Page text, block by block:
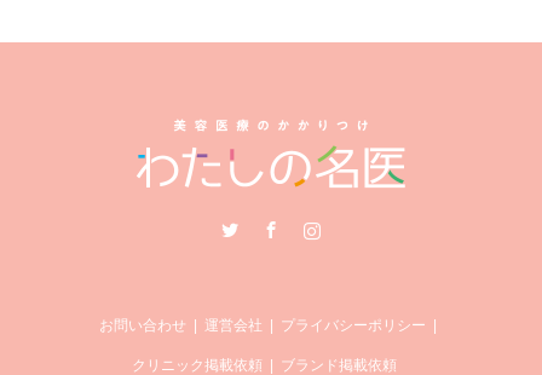
Instagram
お問い合わせ 運営会社 プライバシーポリシー
クリニック掲載依頼 ブランド掲載依頼